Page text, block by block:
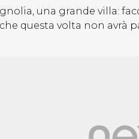
una grande villa:
questa volta non avrà